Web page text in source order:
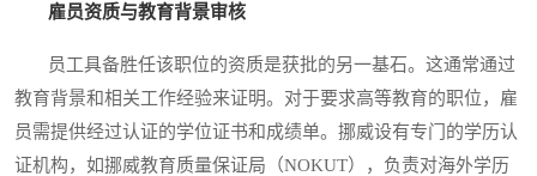
雇员资质与教育背景审核
员工具备胜任该职位的资质是获批的另一基石。这通常通过
教育背景和相关工作经验来证明。对于要求高等教育的职位，雇
员需提供经过认证的学位证书和成绩单。挪威设有专门的学历认
证机构，如挪威教育质量保证局（NOKUT），负责对海外学历